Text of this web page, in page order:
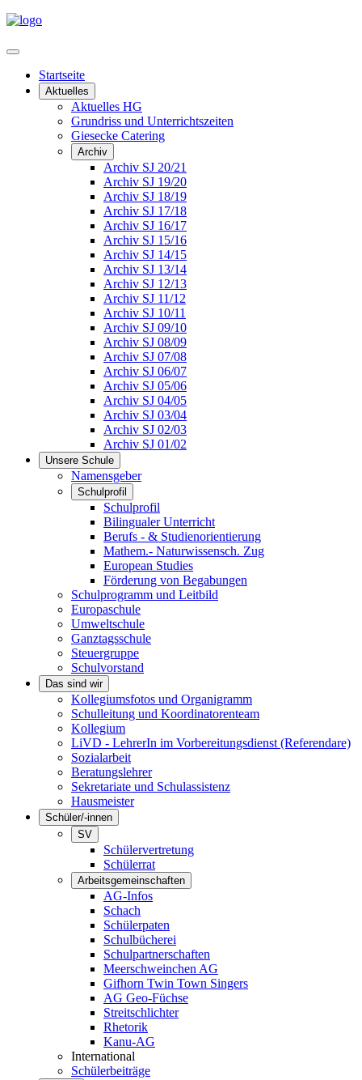
Startseite
Aktuelles
Aktuelles HG
Grundriss und Unterrichtszeiten
Giesecke Catering
Archiv
Archiv SJ 20/21
Archiv SJ 19/20
Archiv SJ 18/19
Archiv SJ 17/18
Archiv SJ 16/17
Archiv SJ 15/16
Archiv SJ 14/15
Archiv SJ 13/14
Archiv SJ 12/13
Archiv SJ 11/12
Archiv SJ 10/11
Archiv SJ 09/10
Archiv SJ 08/09
Archiv SJ 07/08
Archiv SJ 06/07
Archiv SJ 05/06
Archiv SJ 04/05
Archiv SJ 03/04
Archiv SJ 02/03
Archiv SJ 01/02
Unsere Schule
Namensgeber
Schulprofil
Schulprofil
Bilingualer Unterricht
Berufs - & Studienorientierung
Mathem.- Naturwissensch. Zug
European Studies
Förderung von Begabungen
Schulprogramm und Leitbild
Europaschule
Umweltschule
Ganztagsschule
Steuergruppe
Schulvorstand
Das sind wir
Kollegiumsfotos und Organigramm
Schulleitung und Koordinatorenteam
Kollegium
LiVD - LehrerIn im Vorbereitungsdienst (Referendare)
Sozialarbeit
Beratungslehrer
Sekretariate und Schulassistenz
Hausmeister
Schüler/-innen
SV
Schülervertretung
Schülerrat
Arbeitsgemeinschaften
AG-Infos
Schach
Schülerpaten
Schulbücherei
Schulpartnerschaften
Meerschweinchen AG
Gifhorn Twin Town Singers
AG Geo-Füchse
Streitschlichter
Rhetorik
Kanu-AG
International
Schülerbeiträge